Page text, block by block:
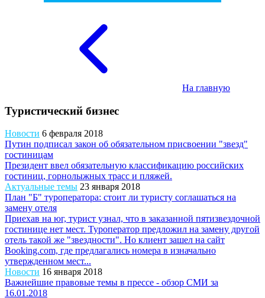
На главную
Туристический бизнес
Новости 6 февраля 2018
Путин подписал закон об обязательном присвоении "звезд"
гостиницам
Президент ввел обязательную классификацию российских
гостиниц, горнолыжных трасс и пляжей.
Актуальные темы 23 января 2018
План "Б" туроператора: стоит ли туристу соглашаться на
замену отеля
Приехав на юг, турист узнал, что в заказанной пятизвездочной
гостинице нет мест. Туроператор предложил на замену другой
отель такой же "звездности". Но клиент зашел на сайт
Booking.com, где предлагались номера в изначально
утвержденном мест...
Новости 16 января 2018
Важнейшие правовые темы в прессе - обзор СМИ за
16.01.2018